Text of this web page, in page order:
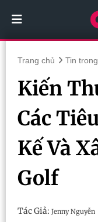
Trang chủ Tin
Kiến
Các
Kế Và
Golf
Tác Giả: Jenny Nguyễn